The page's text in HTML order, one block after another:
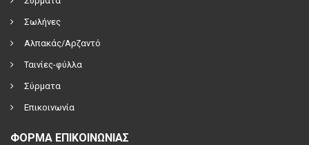
Σωλήνες
Αλπακάς/Αρζαντό
Ταινίες-φύλλα
Σύρματα
Επικοινωνία
ΦΟΡΜΑ ΕΠΙΚΟΙΝΩΝΙΑΣ